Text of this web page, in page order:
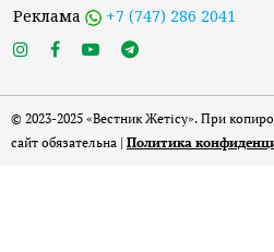
Реклама +7 (747) 286 2041
© 2023-2025 «Вестник Жетісу». При
сайт обязательна | Политика